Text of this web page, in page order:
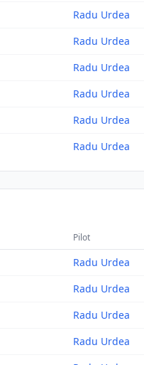
Radu Urdea
Radu Urdea
Radu Urdea
Radu Urdea
Radu Urdea
Radu Urdea
Pilot
Radu Urdea
Radu Urdea
Radu Urdea
Radu Urdea